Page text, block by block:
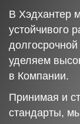
В Хэдхантер
устойчивого
уделяем
в Компании.
Принимая и
стандарты,